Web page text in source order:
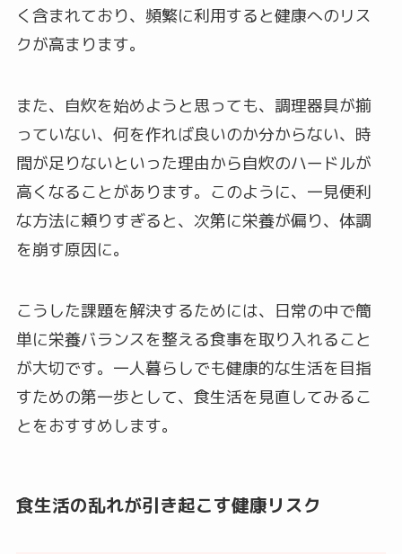
く含まれており、頻繁に利用すると健康へのリス
クが高まります。
また、自炊を始めようと思っても、調理器具が揃
っていない、何を作れば良いのか分からない、時
間が足りないといった理由から自炊のハードルが
高くなることがあります。このように、一見便利
な方法に頼りすぎると、次第に栄養が偏り、体調
を崩す原因に。
こうした課題を解決するためには、日常の中で簡
単に栄養バランスを整える食事を取り入れること
が大切です。一人暮らしでも健康的な生活を目指
すための第一歩として、食生活を見直してみるこ
とをおすすめします。
食生活の乱れが引き起こす健康リスク